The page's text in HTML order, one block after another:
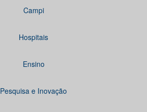
Campi
Hospitais
Ensino
Pesquisa e Inovação